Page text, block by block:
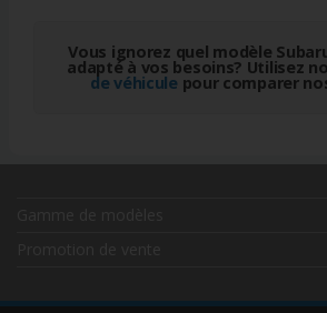
Vous ignorez quel modèle
adapté à vos besoins? Utilisez
de véhicule pour comparer